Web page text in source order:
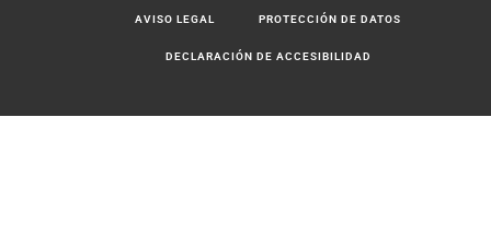
AVISO LEGAL PROTECCIÓN DE DATOS
DECLARACIÓN DE ACCESIBILIDAD